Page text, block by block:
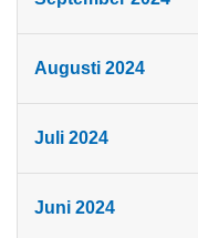
Augusti 2024
Juli 2024
Juni 2024